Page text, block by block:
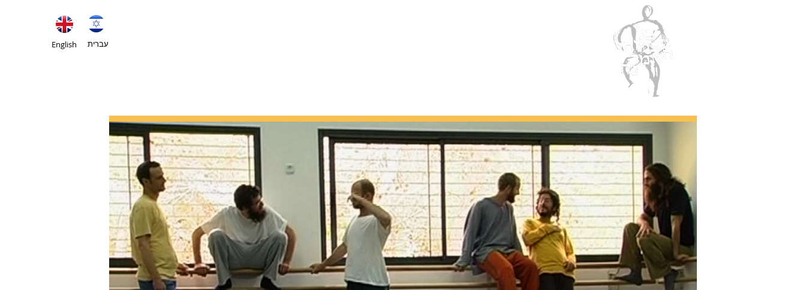
English עברית
דברו איתנו תרומות הגיגים גלריה מהעיתונות אודות לימודים דף הבית